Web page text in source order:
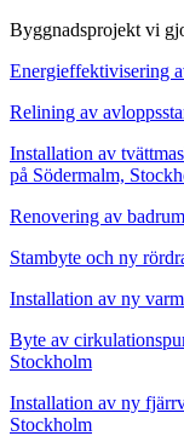
Byggnadsprojekt vi
Energieffektivisering
Relining av
Installation av
på Södermalm,
Renovering av
Stambyte och ny
Installation av ny
Byte av
Stockholm
Installation av ny
Stockholm